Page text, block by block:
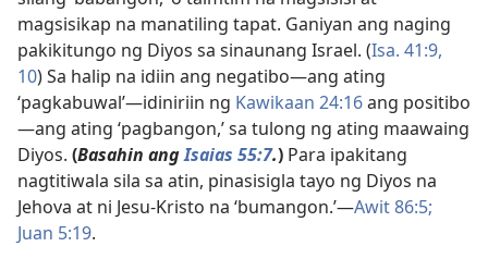
magsisikap na manatiling tapat. Ganiyan ang naging
pakikitungo ng Diyos sa sinaunang Israel. (Isa. 41:9,
10) Sa halip na idiin ang negatibo—ang ating
‘pagkabuwal’—idiniriin ng Kawikaan 24:16ang positibo
—ang ating ‘pagbangon,’ sa tulong ng ating maawaing
Diyos. (Basahin angIsaias 55:7.) Para ipakitang
nagtitiwala sila sa atin, pinasisigla tayo ng Diyos na
Jehova at ni Jesu-Kristo na ‘bumangon.’—Awit 86:5;
Juan 5:19.